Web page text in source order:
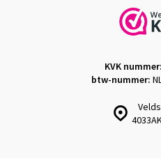
KVK nummer:
btw-nummer: